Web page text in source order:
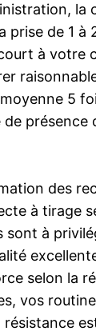
prise de 1
à
5
présence
des
à tirage
sont à
selon la
vos